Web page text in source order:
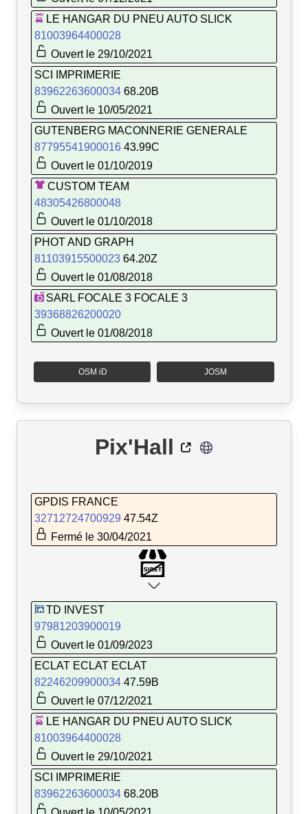
LE HANGAR DU PNEU AUTO SLICK
81003964400028
Ouvert le 29/10/2021
SCI IMPRIMERIE
83962263600034 68.20B
Ouvert le 10/05/2021
GUTENBERG MACONNERIE GENERALE
87795541900016 43.99C
Ouvert le 01/10/2019
CUSTOM TEAM
48305426800048
Ouvert le 01/10/2018
PHOT AND GRAPH
81103915500023 64.20Z
Ouvert le 01/08/2018
SARL FOCALE 3 FOCALE 3
39368826200020
Ouvert le 01/08/2018
OSM iD JOSM
Pix'Hall
GPDIS FRANCE
32712724700929 47.54Z
Fermé le 30/04/2021
TD INVEST
97981203900019
Ouvert le 01/09/2023
ECLAT ECLAT ECLAT
82246209900034 47.59B
Ouvert le 07/12/2021
LE HANGAR DU PNEU AUTO SLICK
81003964400028
Ouvert le 29/10/2021
SCI IMPRIMERIE
83962263600034 68.20B